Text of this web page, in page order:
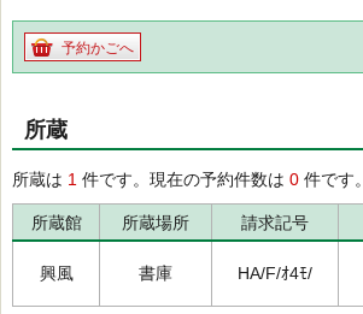
予約かごへ
所蔵
所蔵は 1 件です。現在の予約件数は 0 件です。
所蔵館 所蔵場所 請求記号
興風 書庫 HA/F/ｵ4ﾓ/